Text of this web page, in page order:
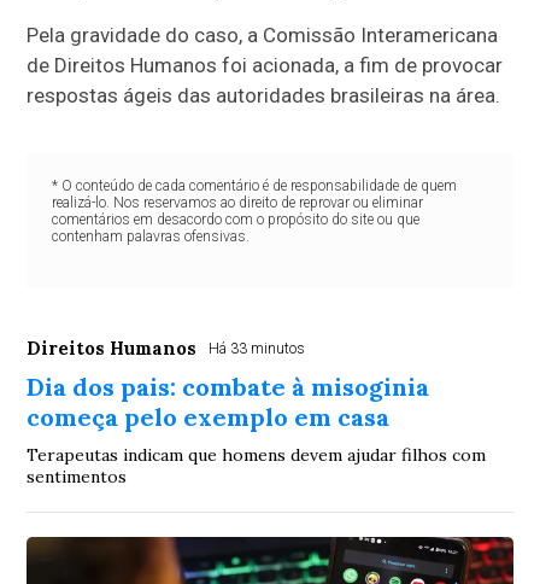
Pela gravidade do caso, a Comissão Interamericana
de Direitos Humanos foi acionada, a fim de provocar
respostas ágeis das autoridades brasileiras na área.
* O conteúdo de cada comentário é de responsabilidade de quem
realizá-lo. Nos reservamos ao direito de reprovar ou eliminar
comentários em desacordo com o propósito do site ou que
contenham palavras ofensivas.
Direitos Humanos Há 33 minutos
Dia dos pais: combate à misoginia
começa pelo exemplo em casa
Terapeutas indicam que homens devem ajudar filhos com
sentimentos